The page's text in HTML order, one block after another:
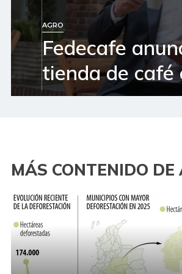
AGRO
Fedecafe
tienda de café
MÁS CONTENIDO